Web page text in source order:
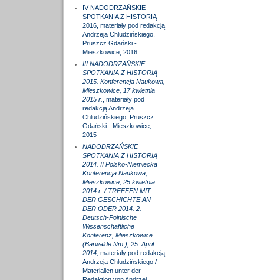
IV NADODRZAŃSKIE
SPOTKANIA Z HISTORIĄ
2016, materiały pod redakcją
Andrzeja Chludzińskiego,
Pruszcz Gdański -
Mieszkowice, 2016
III NADODRZAŃSKIE
SPOTKANIA Z HISTORIĄ
2015. Konferencja Naukowa,
Mieszkowice, 17 kwietnia
2015 r.
, materiały pod
redakcją Andrzeja
Chludzińskiego, Pruszcz
Gdański - Mieszkowice,
2015
NADODRZAŃSKIE
SPOTKANIA Z HISTORIĄ
2014. II Polsko-Niemiecka
Konferencja Naukowa,
Mieszkowice, 25 kwietnia
2014 r. / TREFFEN MIT
DER GESCHICHTE AN
DER ODER 2014. 2.
Deutsch-Polnische
Wissenschaftliche
Konferenz, Mieszkowice
(Bärwalde Nm.), 25. April
2014, materiały pod redakcją
Andrzeja Chludzińskiego /
Materialien unter der